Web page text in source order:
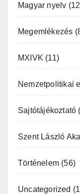
Magyar nyelv
Megemlékezés
MXIVK (11)
Nemzetpolitikai
Sajtótájékoztató
Szent László
Történelem (56)
Uncategorized